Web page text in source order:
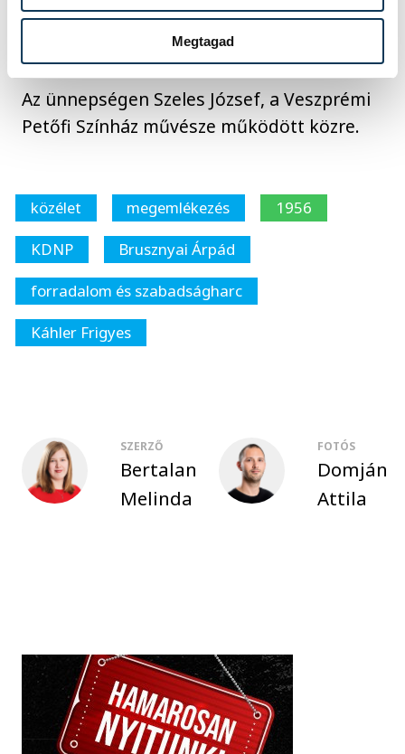
Megtagad
elhelyezték az emlékezés koszorúit és
Az ünnepségen Szeles József, a Veszprémi
Petőfi Színház művésze működött közre.
közélet megemlékezés
1956
KDNP
Brusznyai Árpád
forradalom és szabadságharc
Káhler Frigyes
SZERZŐ
Bertalan
Melinda
FOTÓS
Domján
Attila